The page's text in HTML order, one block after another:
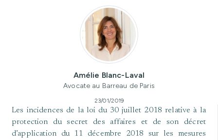
Les incidences de la loi du 30 juillet 2018 relative à la
protection du secret des affaires et de son décret
d’application du 11 décembre 2018 sur les mesures
Amélie Blanc-Laval
Avocate au Barreau de Paris
23/01/2019